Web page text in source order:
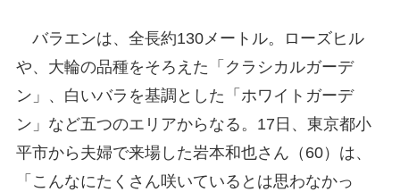
バラエンは、全長約130メートル。ローズヒル
や、大輪の品種をそろえた「クラシカルガーデ
ン」、白いバラを基調とした「ホワイトガーデ
ン」など五つのエリアからなる。17日、東京都小
平市から夫婦で来場した岩本和也さん（60）は、
「こんなにたくさん咲いているとは思わなかっ